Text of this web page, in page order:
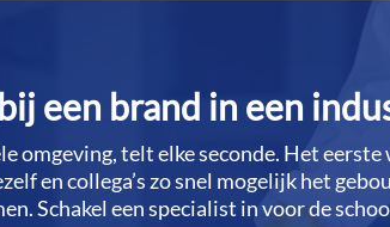
een brand in een
omgeving, telt elke seconde.​ Het
en collega’s zo snel mogelijk het
Schakel een specialist in voor de